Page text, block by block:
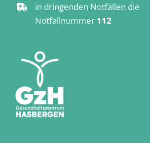
in dringenden Notfällen die
Notfallnummer 112